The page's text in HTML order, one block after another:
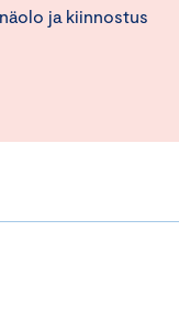
ja kiinnostus